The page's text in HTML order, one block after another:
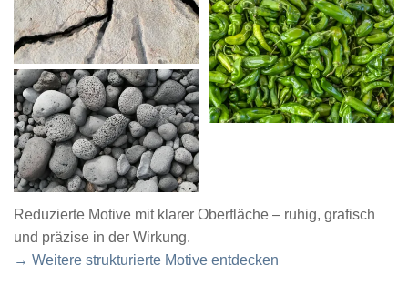
Reduzierte Motive mit klarer Oberfläche – ruhig, grafisch
und präzise in der Wirkung.
→ Weitere strukturierte Motive entdecken